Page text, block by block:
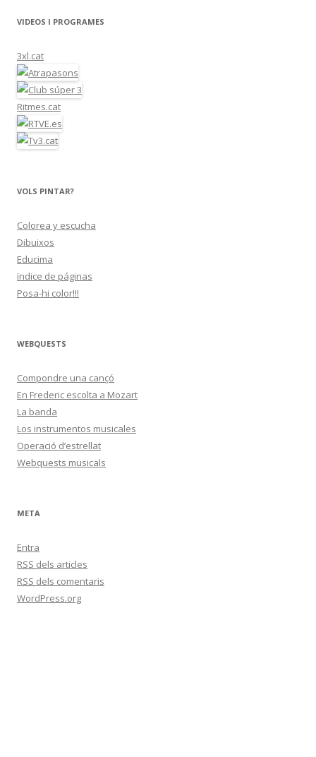
VIDEOS I PROGRAMES
3xl.cat
Ritmes.cat
VOLS PINTAR?
Colorea y escucha
Dibuixos
Educima
ïndice de páginas
Posa-hi color!!!
WEBQUESTS
Compondre una cançó
En Frederic escolta a Mozart
La banda
Los instrumentos musicales
Operació d’estrellat
Webquests musicals
META
Entra
RSS dels articles
RSS dels comentaris
WordPress.org